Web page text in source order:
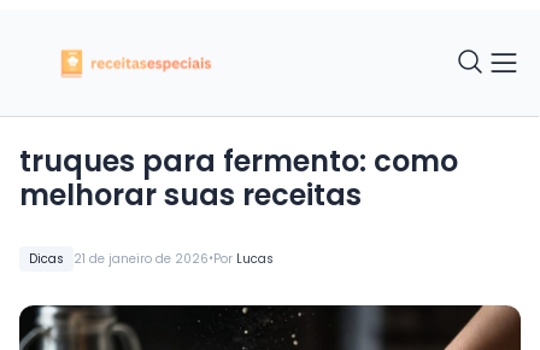
Dicas 21 de janeiro de 2026•Por Lucas
truques para fermento: como
melhorar suas receitas